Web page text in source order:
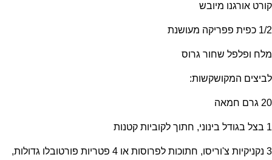
קורט אורגנו מיובש
1/2 כפית פפריקה מעושנת
מלח ופלפל שחור גרוס
לביצים המקושקשות:
20 גרם חמאה
1 בצל בגודל בינוני, חתוך לקוביות קטנות
3 נקניקיות צ'וריסו, חתוכות לפרוסות או 4 פטריות פורטובלו גדולות,